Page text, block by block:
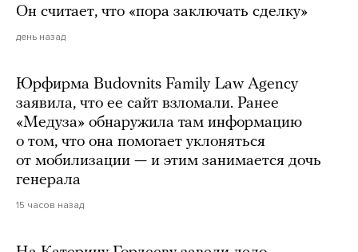
Он считает, что «пора заключать сделку»
день назад
Юрфирма Budovnits Family Law Agency
заявила, что ее сайт взломали. Ранее
«Медуза» обнаружила там информацию
о том, что она помогает уклоняться
от мобилизации — и этим занимается дочь
генерала
15 часов назад